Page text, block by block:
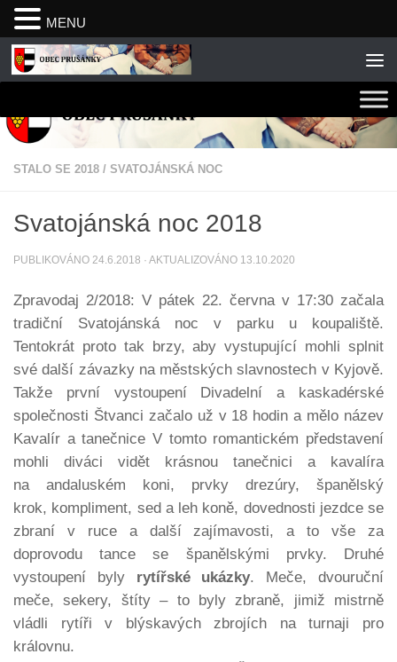
Skip to content
STALO SE 2018 / SVATOJÁNSKÁ NOC
Svatojánská noc 2018
PUBLIKOVÁNO 24.6.2018 · AKTUALIZOVÁNO 13.10.2020
Zpravodaj 2/2018: V pátek 22. června v 17:30 začala
tradiční Svatojánská noc v parku u koupaliště.
Tentokrát proto tak brzy, aby vystupující mohli splnit
své další závazky na městských slavnostech v Kyjově.
Takže první vystoupení Divadelní a kaskadérské
společnosti Štvanci začalo už v 18 hodin a mělo název
Kavalír a tanečnice V tomto romantickém představení
mohli diváci vidět krásnou tanečnici a kavalíra
na andaluském koni, prvky drezúry, španělský
krok, kompliment, sed a leh koně, dovednosti jezdce se
zbraní v ruce a další zajímavosti, a to vše za
doprovodu tance se španělskými prvky. Druhé
vystoupení byly rytířské ukázky. Meče, dvouruční
meče, sekery, štíty – to byly zbraně, jimiž mistrně
vládli rytíři v blýskavých zbrojích na turnaji pro
královnu.
MENU